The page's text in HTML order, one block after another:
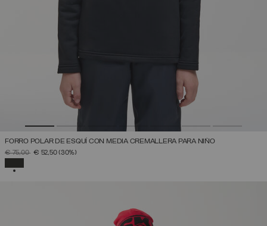
FORRO POLAR DE ESQUÍ CON MEDIA CREMALLERA PARA NIÑO
PRECIO REBAJADO DE
€ 75,00A€ 52,50(30%)